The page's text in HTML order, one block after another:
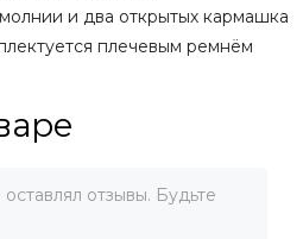
и два открытых кармашка
плечевым ремнём
отзывы. Будьте